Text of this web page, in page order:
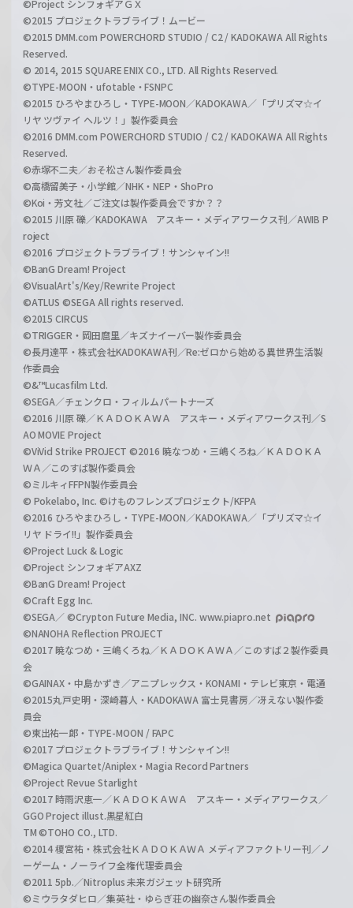
©Project シンフォギアＧＸ
©2015 プロジェクトラブライブ！ムービー
©2015 DMM.com POWERCHORD STUDIO / C2 / KADOKAWA All Rights
Reserved.
© 2014, 2015 SQUARE ENIX CO., LTD. All Rights Reserved.
©TYPE-MOON・ufotable・FSNPC
©2015 ひろやまひろし・TYPE-MOON／KADOKAWA／「プリズマ☆イ
リヤ ツヴァイ ヘルツ！」製作委員会
©2016 DMM.com POWERCHORD STUDIO / C2 / KADOKAWA All Rights
Reserved.
©赤塚不二夫／おそ松さん製作委員会
©高橋留美子・小学館／NHK・NEP・ShoPro
©Koi・芳文社／ご注文は製作委員会ですか？？
©2015 川原 礫／KADOKAWA アスキー・メディアワークス刊／AWIB P
roject
©2016 プロジェクトラブライブ！サンシャイン!!
©BanG Dream! Project
©VisualArt's/Key/Rewrite Project
©ATLUS ©SEGA All rights reserved.
©2015 CIRCUS
©TRIGGER・岡田麿里／キズナイーバー製作委員会
©長月達平・株式会社KADOKAWA刊／Re:ゼロから始める異世界生活製
作委員会
©&™Lucasfilm Ltd.
©SEGA／チェンクロ・フィルムパートナーズ
©2016 川原 礫／ＫＡＤＯＫＡＷＡ アスキー・メディアワークス刊／S
AO MOVIE Project
©ViVid Strike PROJECT ©2016 暁なつめ・三嶋くろね／ＫＡＤＯＫＡ
ＷＡ／このすば製作委員会
©ミルキィFFPN製作委員会
© Pokelabo, Inc. ©けものフレンズプロジェクト/KFPA
©2016 ひろやまひろし・TYPE-MOON／KADOKAWA／「プリズマ☆イ
リヤ ドライ!!」製作委員会
©Project Luck & Logic
©Project シンフォギアAXZ
©BanG Dream! Project
©Craft Egg Inc.
©SEGA／ ©Crypton Future Media, INC. www.piapro.net
©NANOHA Reflection PROJECT
©2017 暁なつめ・三嶋くろね／ＫＡＤＯＫＡＷＡ／このすば２製作委員
会
©GAINAX・中島かずき／アニプレックス・KONAMI・テレビ東京・電通
©2015丸戸史明・深崎暮人・KADOKAWA 富士見書房／冴えない製作委
員会
©東出祐一郎・TYPE-MOON / FAPC
©2017 プロジェクトラブライブ！サンシャイン!!
©Magica Quartet/Aniplex・Magia Record Partners
©Project Revue Starlight
©2017 時雨沢恵一／ＫＡＤＯＫＡＷＡ アスキー・メディアワークス／
GGO Project illust.黒星紅白
TM ©TOHO CO., LTD.
©2014 榎宮祐・株式会社ＫＡＤＯＫＡＷＡ メディアファクトリー刊／ノ
ーゲーム・ノーライフ全権代理委員会
©2011 5pb.／Nitroplus 未来ガジェット研究所
©ミウラタダヒロ／集英社・ゆらぎ荘の幽奈さん製作委員会